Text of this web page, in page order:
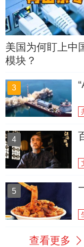
美国为何盯上中
模块？
3
4
5
查看更多